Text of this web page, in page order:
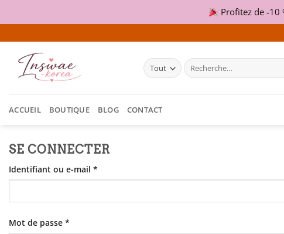
Profitez de -10
au
contenu
Recherche
pour :
ACCUEIL BOUTIQUE BLOG CONTACT
SE CONNECTER
Identifiant ou e-mail *
Mot de passe *